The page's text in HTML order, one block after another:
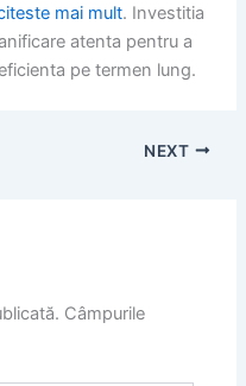
mai mult. Investitia
atenta pentru a
pe termen lung.
NEXT
Câmpurile